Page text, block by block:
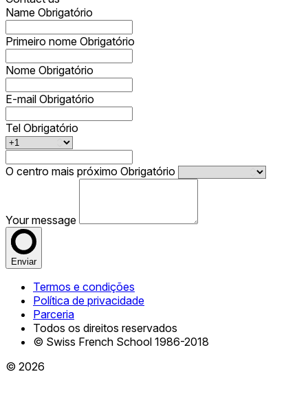
Name Obrigatório
Primeiro nome Obrigatório
Nome Obrigatório
E-mail Obrigatório
Tel Obrigatório
O centro mais próximo Obrigatório
Your message
Enviar
Termos e condições
Política de privacidade
Parceria
Todos os direitos reservados
© Swiss French School 1986-2018
© 2026